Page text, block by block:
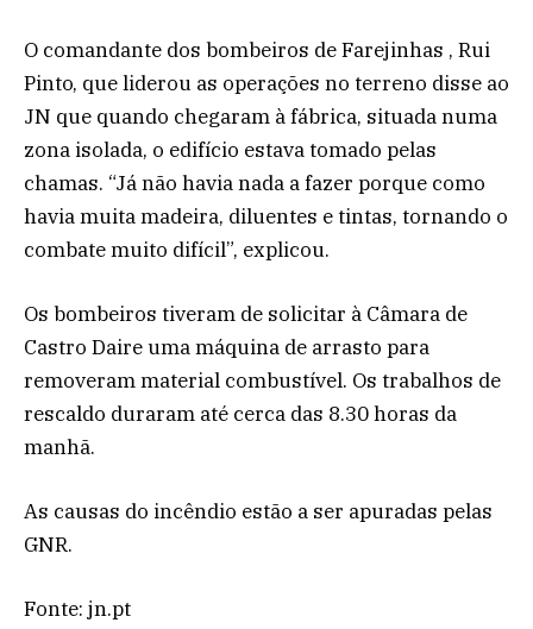
O comandante dos bombeiros de Farejinhas , Rui
Pinto, que liderou as operações no terreno disse ao
JN que quando chegaram à fábrica, situada numa
zona isolada, o edifício estava tomado pelas
chamas. “Já não havia nada a fazer porque como
havia muita madeira, diluentes e tintas, tornando o
combate muito difícil”, explicou.
Os bombeiros tiveram de solicitar à Câmara de
Castro Daire uma máquina de arrasto para
removeram material combustível. Os trabalhos de
rescaldo duraram até cerca das 8.30 horas da
manhã.
As causas do incêndio estão a ser apuradas pelas
GNR.
Fonte: jn.pt